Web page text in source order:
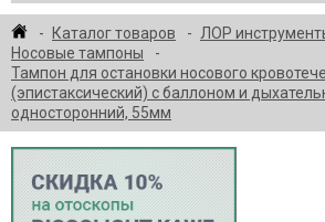
Каталог товаров ЛОР
Носовые тампоны
Тампон для остановки носового
(эпистаксический) с баллоном и
односторонний, 55мм